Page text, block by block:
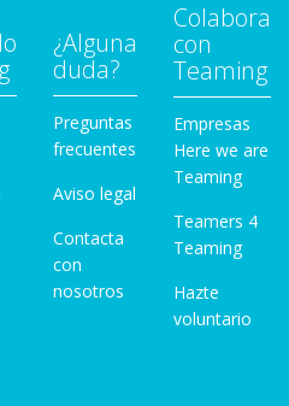
¿Alguna
duda?
Preguntas
frecuentes
Aviso legal
Contacta
con
nosotros
Colabora
con
Teaming
Empresas
Here we are
Teaming
Teamers 4
Teaming
Hazte
voluntario